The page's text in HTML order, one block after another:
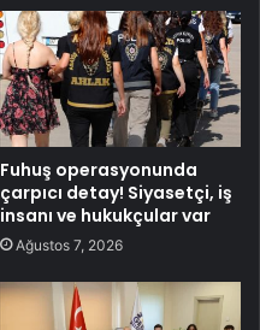
Fuhuş operasyonunda
çarpıcı detay! Siyasetçi, iş
insanı ve hukukçular var
Ağustos 7, 2026